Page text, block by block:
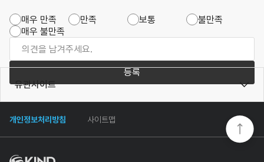
매우 만족 만족 보통
불만족
매우 불만족
등록
개인정보처리방침 사이트맵
유관사이트